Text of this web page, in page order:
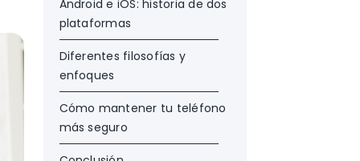
Android e iOS: historia de dos
plataformas
Diferentes filosofías y
enfoques
Cómo mantener tu teléfono
más seguro